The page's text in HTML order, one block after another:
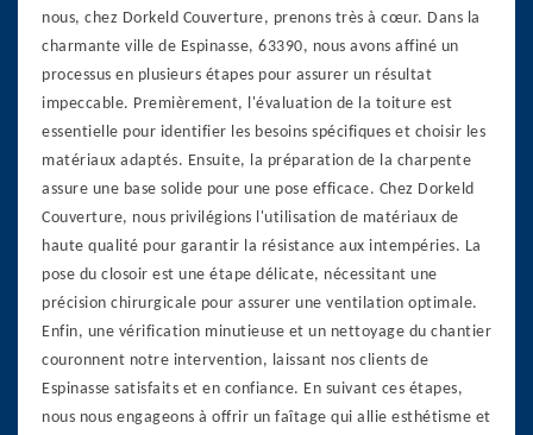
nous, chez Dorkeld Couverture, prenons très à cœur. Dans la
charmante ville de Espinasse, 63390, nous avons affiné un
processus en plusieurs étapes pour assurer un résultat
impeccable. Premièrement, l'évaluation de la toiture est
essentielle pour identifier les besoins spécifiques et choisir les
matériaux adaptés. Ensuite, la préparation de la charpente
assure une base solide pour une pose efficace. Chez Dorkeld
Couverture, nous privilégions l'utilisation de matériaux de
haute qualité pour garantir la résistance aux intempéries. La
pose du closoir est une étape délicate, nécessitant une
précision chirurgicale pour assurer une ventilation optimale.
Enfin, une vérification minutieuse et un nettoyage du chantier
couronnent notre intervention, laissant nos clients de
Espinasse satisfaits et en confiance. En suivant ces étapes,
nous nous engageons à offrir un faîtage qui allie esthétisme et